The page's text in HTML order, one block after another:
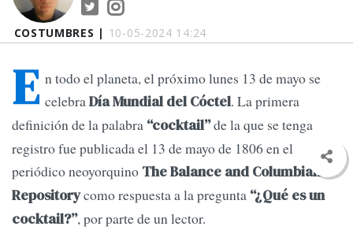
COSTUMBRES | 10-05-2024 14:24
E n todo el planeta, el próximo lunes 13 de mayo se
celebraDía Mundial del Cóctel. La primera
definición de la palabra “cocktail”de la que se tenga
registro fue publicada el 13 de mayo de 1806 en el
periódico neoyorquino The Balance and Columbian
Repositorycomo respuesta a la pregunta “¿Qué es un
cocktail?”, por parte de un lector.